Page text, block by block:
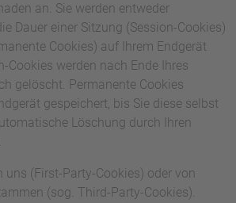
an. Sie werden entweder
Dauer einer Sitzung (Session-Cookies)
Cookies) auf Ihrem Endgerät
Cookies werden nach Ende Ihres
gelöscht. Permanente Cookies
gespeichert, bis Sie diese selbst
Löschung durch Ihren
uns (First-Party-Cookies) oder von
(sog. Third-Party-Cookies).